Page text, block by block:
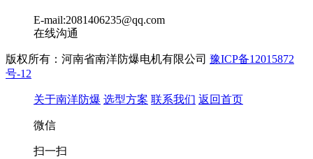
E-mail:2081406235@qq.com
在线沟通
版权所有：河南省南洋防爆电机有限公司 豫ICP备12015872
号-12
关于南洋防爆 选型方案 联系我们 返回首页
微信
扫一扫